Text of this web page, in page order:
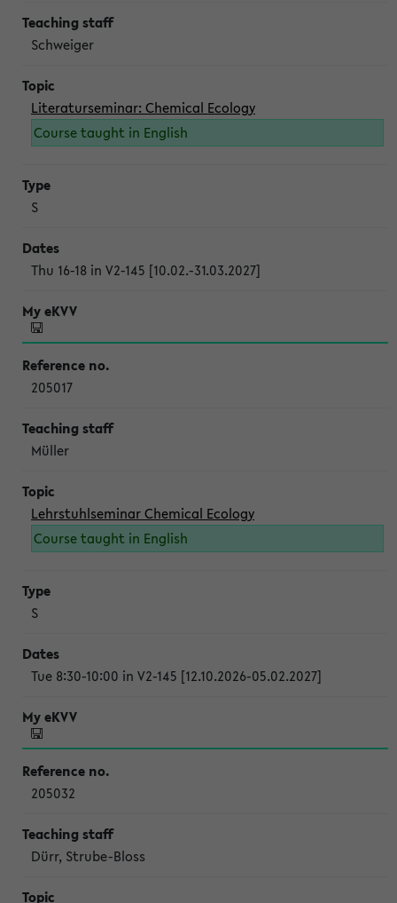
Schweiger
Literaturseminar: Chemical Ecology
Course taught in English
S
Thu 16-18 in V2-145 [10.02.-31.03.2027]
205017
Müller
Lehrstuhlseminar Chemical Ecology
Course taught in English
S
Tue 8:30-10:00 in V2-145 [12.10.2026-05.02.2027]
205032
Dürr, Strube-Bloss